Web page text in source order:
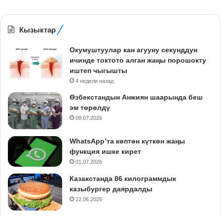
Кызыктар
Окумуштуулар кан агууну секунддун
ичинде токтото алган жаңы порошокту
иштеп чыгышты
4 недели назад
Өзбекстандын Анжиян шаарында беш
эм төрөлдү
08.07.2026
WhatsApp’та көптөн күткөн жаңы
функция ишке кирет
01.07.2026
Казакстанда 86 килограммдык
казыбургер даярдалды
22.06.2026